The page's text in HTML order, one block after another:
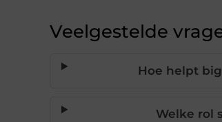
Veelgestelde
Hoe helpt
Welke rol